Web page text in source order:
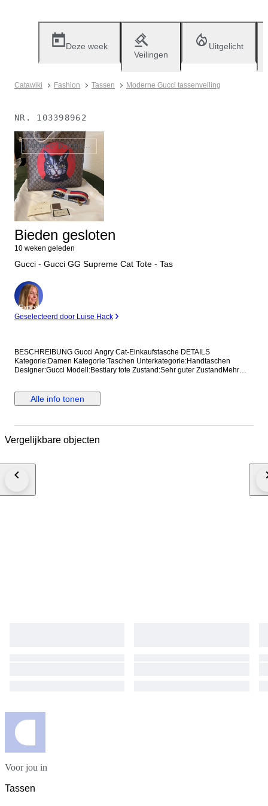
Deze week
Veilingen
Uitgelicht
Catawiki Fashion Tassen Moderne Gucci tassenveiling
NR. 103398962
Niet meer beschikbaar
Bieden gesloten
10 weken geleden
Gucci - Gucci GG Supreme Cat Tote - Tas
Expert
Geselecteerd door Luise Hack
BESCHREIBUNG Gucci Angry Cat-Einkaufstasche DETAILS
Kategorie:Damen Kategorie:Taschen Unterkategorie:Handtaschen
Designer:Gucci Modell:Bestiary tote Zustand:Sehr guter ZustandMehr
Tiefe:8 cm
Alle info tonen
Vergelijkbare objecten
Voor jou in
Tassen